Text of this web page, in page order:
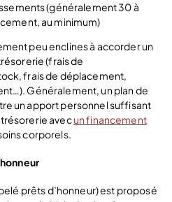
(généralement 30 à
au minimum)
peu enclines à accorder un
(frais de
frais de déplacement,
Généralement, un plan de
un apport personnel suffisant
avecun financement
corporels.
prêts d’honneur) est proposé